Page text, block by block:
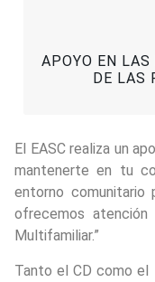
APOYO EN
DE LAS
El EASC realiza un
mantenerte en tu
entorno comunitario
ofrecemos atención
Multifamiliar.”
Tanto el CD como el